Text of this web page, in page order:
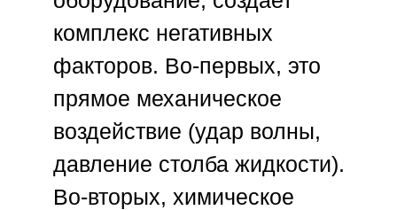
комплекс негативных
факторов. Во-первых, это
прямое механическое
воздействие (удар волны,
давление столба жидкости).
Во-вторых, химическое